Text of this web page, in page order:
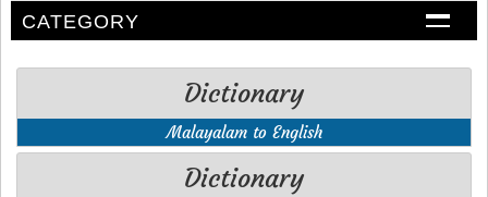
CATEGORY
Dictionary
Malayalam to English
Dictionary